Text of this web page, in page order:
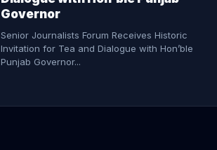
Governor
Senior Journalists Forum Receives Historic
Invitation for Tea and Dialogue with Hon’ble
Punjab Governor...